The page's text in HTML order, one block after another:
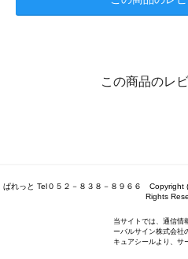
この商品のレ
ぱれっと Tel０５２－８３８－８９６６ Copyright
Rights
当サイトでは、通信情
ーバルサイン株式会社
キュアシールより、サ